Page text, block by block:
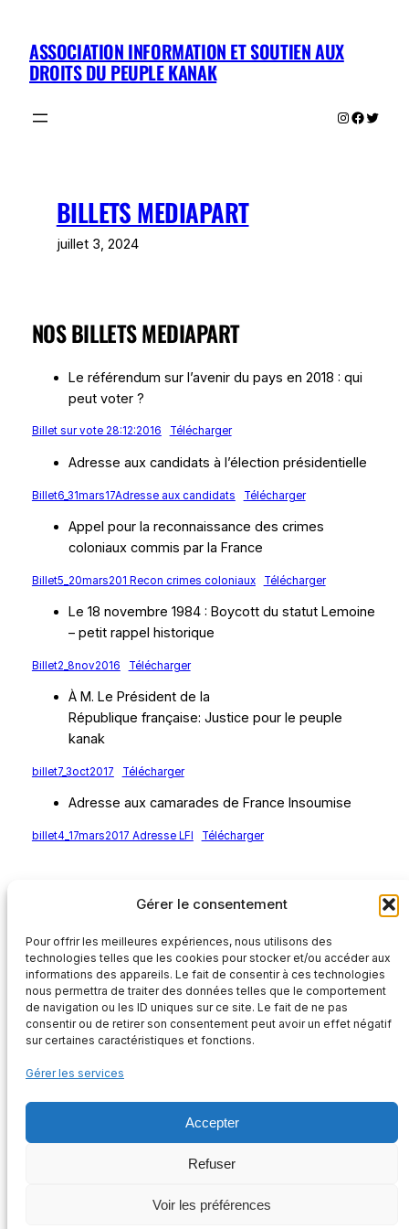
Gérer le consentement
Pour offrir les meilleures expériences, nous utilisons des
technologies telles que les cookies pour stocker et/ou accéder aux
informations des appareils. Le fait de consentir à ces technologies
nous permettra de traiter des données telles que le comportement
de navigation ou les ID uniques sur ce site. Le fait de ne pas
consentir ou de retirer son consentement peut avoir un effet négatif
sur certaines caractéristiques et fonctions.
Gérer les services
Accepter
Refuser
Voir les préférences
contenu
ASSOCIATION INFORMATION ET SOUTIEN AUX
DROITS DU PEUPLE KANAK
Instagram
Twitter
BILLETS MEDIAPART
juillet 3, 2024
NOS BILLETS MEDIAPART
Le référendum sur l’avenir du pays en 2018 : qui
peut voter ?
Billet sur vote 28:12:2016 Télécharger
Adresse aux candidats à l’élection présidentielle
Billet6_31mars17Adresse aux candidats Télécharger
Appel pour la reconnaissance des crimes
coloniaux commis par la France
Billet5_20mars201 Recon crimes coloniaux Télécharger
Le 18 novembre 1984 : Boycott du statut Lemoine
– petit rappel historique
Billet2_8nov2016 Télécharger
À M. Le Président de la
République française: Justice pour le peuple
kanak
billet7_3oct2017 Télécharger
Adresse aux camarades de France Insoumise
billet4_17mars2017 Adresse LFI Télécharger
ASSOCIATION INFORMATION ET SOUTIEN AUX DROITS DU PEUPLE